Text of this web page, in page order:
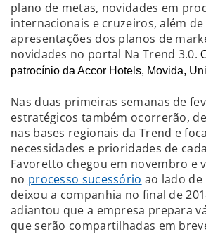
plano de metas, novidades em
internacionais e cruzeiros, além
apresentações dos planos de
novidades no portal Na Trend 3.0.
patrocínio da Accor Hotels, Movida,
Nas duas primeiras semanas de
estratégicos também ocorrerão,
nas bases regionais da Trend e
necessidades e prioridades de
Favoretto chegou em novembro e
no processo sucessório ao lado de
deixou a companhia no final de
adiantou que a empresa prepara
que serão compartilhadas em